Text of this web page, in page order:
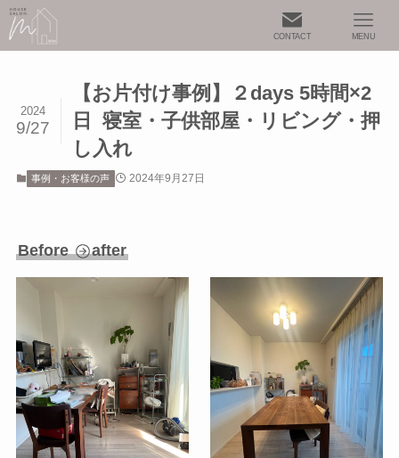
CONTACT MENU
【お片付け事例】２days 5時間×2
日 寝室・子供部屋・リビング・押
し入れ
2024
9/27
事例・お客様の声 2024年9月27日
Before after